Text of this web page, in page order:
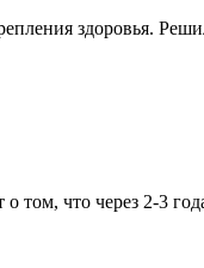
здоровья.
том, что через 2-3